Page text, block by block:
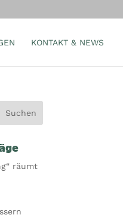
KONTAKT & NEWS
räumt